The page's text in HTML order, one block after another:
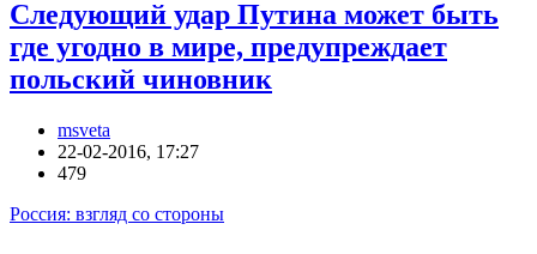
Следующий удар Путина может быть
где угодно в мире, предупреждает
польский чиновник
msveta
22-02-2016, 17:27
479
Россия: взгляд со стороны